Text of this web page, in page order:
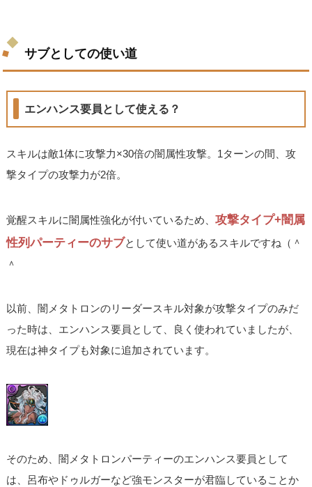
サブとしての使い道
エンハンス要員として使える？
スキルは敵1体に攻撃力×30倍の闇属性攻撃。1ターンの間、攻
撃タイプの攻撃力が2倍。
覚醒スキルに闇属性強化が付いているため、攻撃タイプ+闇属
性列パーティーのサブとして使い道があるスキルですね（＾
＾
以前、闇メタトロンのリーダースキル対象が攻撃タイプのみだ
った時は、エンハンス要員として、良く使われていましたが、
現在は神タイプも対象に追加されています。
そのため、闇メタトロンパーティーのエンハンス要員として
は、呂布やドゥルガーなど強モンスターが君臨していることか